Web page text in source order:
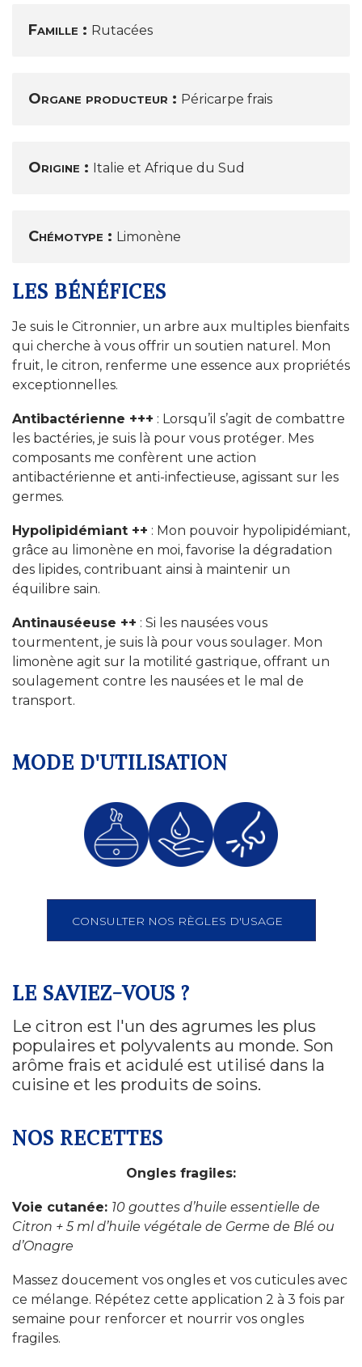
Famille : Rutacées
Organe producteur : Péricarpe frais
Origine : Italie et Afrique du Sud
Chémotype : Limonène
LES BÉNÉFICES
Je suis le Citronnier, un arbre aux multiples bienfaits
qui cherche à vous offrir un soutien naturel. Mon
fruit, le citron, renferme une essence aux propriétés
exceptionnelles.
Antibactérienne +++ : Lorsqu’il s’agit de combattre
les bactéries, je suis là pour vous protéger. Mes
composants me confèrent une action
antibactérienne et anti-infectieuse, agissant sur les
germes.
Hypolipidémiant ++ : Mon pouvoir hypolipidémiant,
grâce au limonène en moi, favorise la dégradation
des lipides, contribuant ainsi à maintenir un
équilibre sain.
Antinauséeuse ++ : Si les nausées vous
tourmentent, je suis là pour vous soulager. Mon
limonène agit sur la motilité gastrique, offrant un
soulagement contre les nausées et le mal de
transport.
MODE D'UTILISATION
CONSULTER NOS RÈGLES D'USAGE
LE SAVIEZ-VOUS ?
Le citron est l'un des agrumes les plus
populaires et polyvalents au monde. Son
arôme frais et acidulé est utilisé dans la
cuisine et les produits de soins.
NOS RECETTES
Ongles fragiles:
Voie cutanée: 10 gouttes d’huile essentielle de
Citron + 5 ml d’huile végétale de Germe de Blé ou
d’Onagre
Massez doucement vos ongles et vos cuticules avec
ce mélange. Répétez cette application 2 à 3 fois par
semaine pour renforcer et nourrir vos ongles
fragiles.